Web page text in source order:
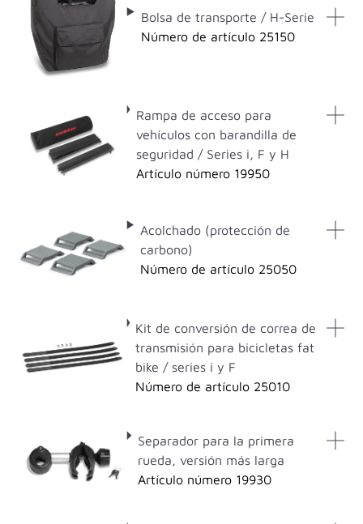
Bolsa de transporte / H-Serie
Número de artículo 25150
Rampa de acceso para
vehículos con barandilla de
seguridad / Series i, F y H
Artículo número 19950
Acolchado (protección de
carbono)
Número de artículo 25050
Kit de conversión de correa de
transmisión para bicicletas fat
bike / series i y F
Número de artículo 25010
Separador para la primera
rueda, versión más larga
Artículo número 19930